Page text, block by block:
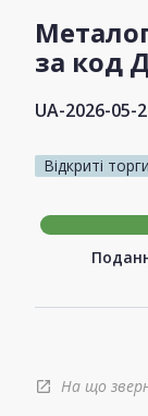
за код
UA-2026-05-
Відкриті
open_in_new На що